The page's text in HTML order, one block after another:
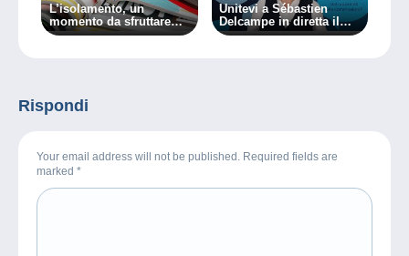
L’isolamento, un
momento da sfruttare
per studiare
Unitevi a Sébastien
Delcampe in diretta il
07/03/2024!
Rispondi
Your email address will not be published. Required fields are
marked *